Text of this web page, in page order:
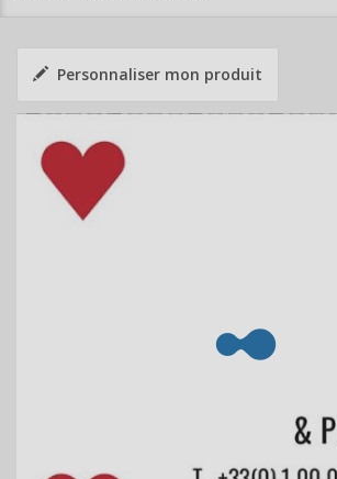
Personnaliser mon produit